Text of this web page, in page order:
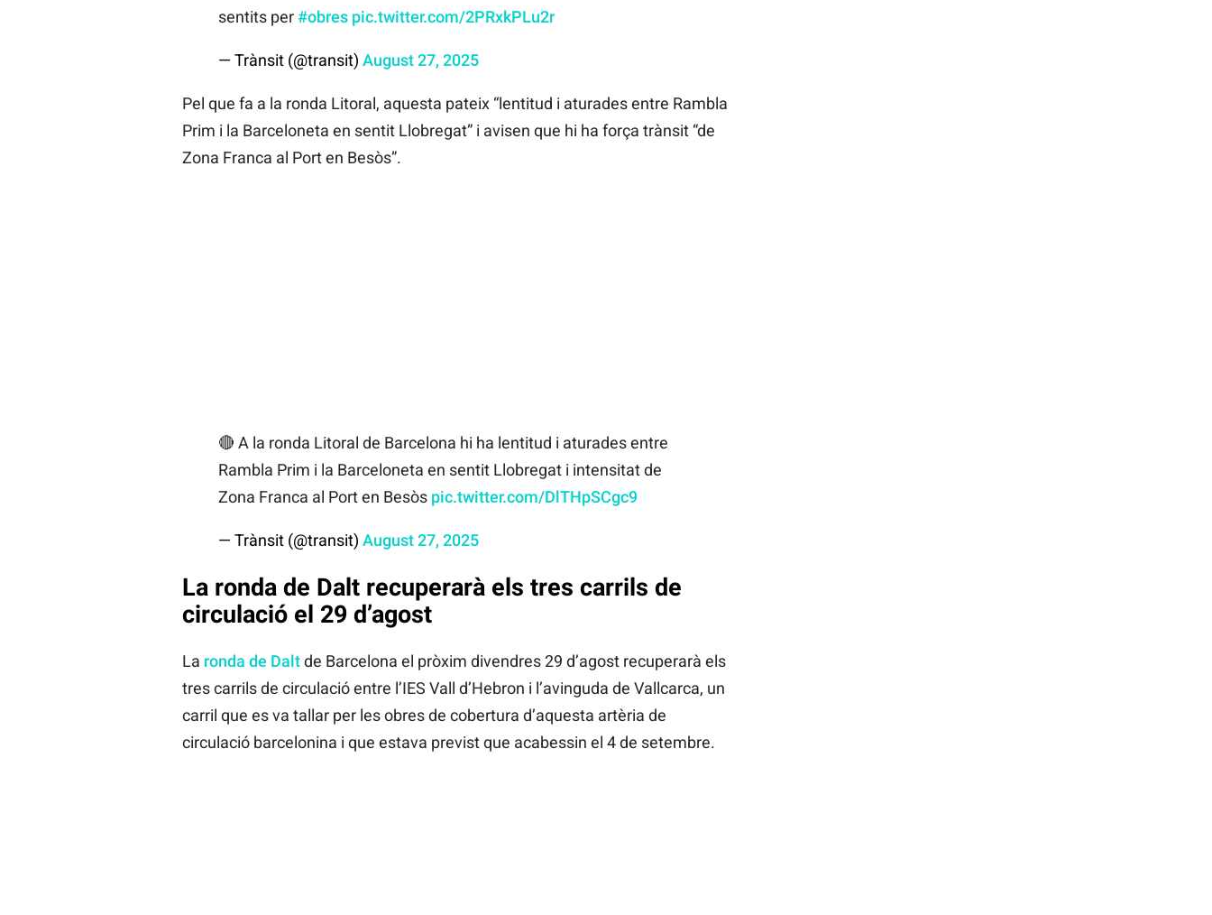
sentits per#obres pic.twitter.com/2PRxkPLu2r
— Trànsit (@transit) August 27, 2025
Pel que fa a la ronda Litoral, aquesta pateix “lentitud i aturades entre Rambla
Prim i la Barceloneta en sentit Llobregat” i avisen que hi ha força trànsit “de
Zona Franca al Port en Besòs”.
🔴 A la ronda Litoral de Barcelona hi ha lentitud i aturades entre
Rambla Prim i la Barceloneta en sentit Llobregat i intensitat de
Zona Franca al Port en Besòs pic.twitter.com/DlTHpSCgc9
— Trànsit (@transit) August 27, 2025
La ronda de Dalt recuperarà els tres carrils de
circulació el 29 d’agost
La ronda de Daltde Barcelona el pròxim divendres 29 d’agost recuperarà els
tres carrils de circulació entre l’IES Vall d’Hebron i l’avinguda de Vallcarca, un
carril que es va tallar per les obres de cobertura d’aquesta artèria de
circulació barcelonina i que estava previst que acabessin el 4 de setembre.